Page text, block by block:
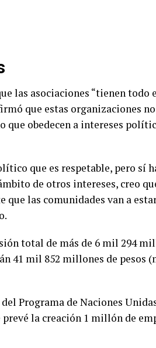
las asociaciones “tienen todo
que estas organizaciones
que obedecen a intereses
que es respetable, pero sí
de otros intereses, creo
que las comunidades van a
total de más de 6 mil 294
41 mil 852 millones de pesos
Programa de Naciones
la creación 1 millón de